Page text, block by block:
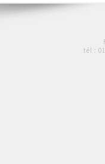
tél :